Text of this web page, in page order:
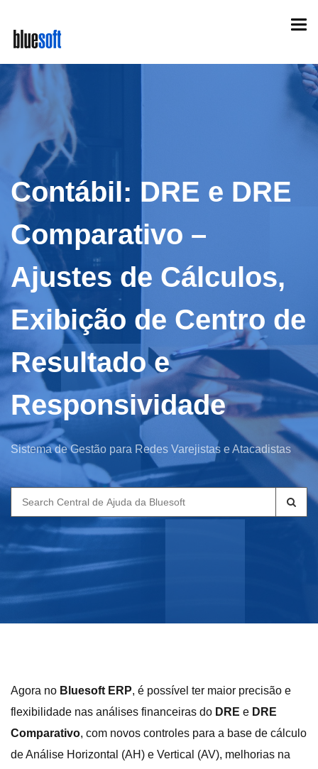
main
content
Contábil: DRE e DRE
Comparativo –
Ajustes de Cálculos,
Exibição de Centro de
Resultado e
Responsividade
Sistema de Gestão para Redes Varejistas e Atacadistas
Search
for:
Agora no Bluesoft ERP, é possível ter maior precisão e
flexibilidade nas análises financeiras do DRE e DRE
Comparativo, com novos controles para a base de cálculo
de Análise Horizontal (AH) e Vertical (AV), melhorias na